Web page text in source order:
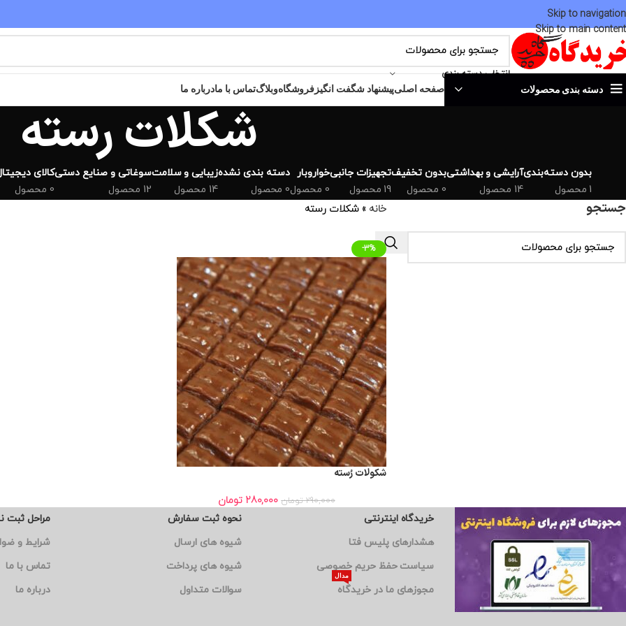
Skip to navigation
Skip to main content
انتخاب دسته بندی
دسته بندی محصولات صفحه اصلیپیشنهاد شگفت انگیز فروشگاهوبلاگتماس با مادرباره ما
شکلات رسته
بدون دسته‌بندی
1 محصول
آرایشی و بهداشتی
14 محصول
بدون تخفیف
0 محصول
تجهیزات جانبی
19 محصول
خواروبار
0 محصول
دسته بندی نشده
0 محصول
زیبایی و سلامت
14 محصول
سوغاتی و صنایع دستی
12 محصول
کالای
0 محصول
جستجو خانه »شکلات رسته
-3%
شکولات رُسته
290,000 تومان 280,000 تومان
مراحل ثبت
شرایط و
تماس با ما
درباره ما
نحوه ثبت سفارش
شیوه های ارسال
شیوه های پرداخت
سوالات متداول
خریدگاه اینترنتی
هشدارهای پلیس فتا
سیاست حفظ حریم خصوصی
مجوزهای ما در خریدگاه
مدال